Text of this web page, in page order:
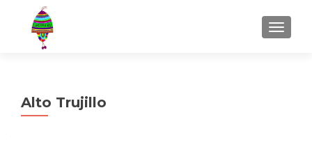
MENU
Alto Trujillo